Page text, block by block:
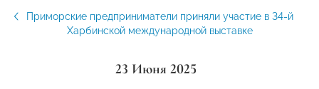
Приморские предприниматели приняли участие в 34-й
Харбинской международной выставке
23 Июня 2025